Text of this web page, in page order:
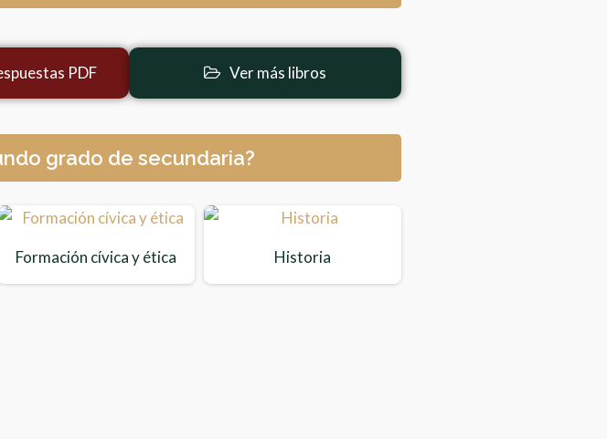
PDF Ver más libros
grado de secundaria?
Formación cívica y ética Historia